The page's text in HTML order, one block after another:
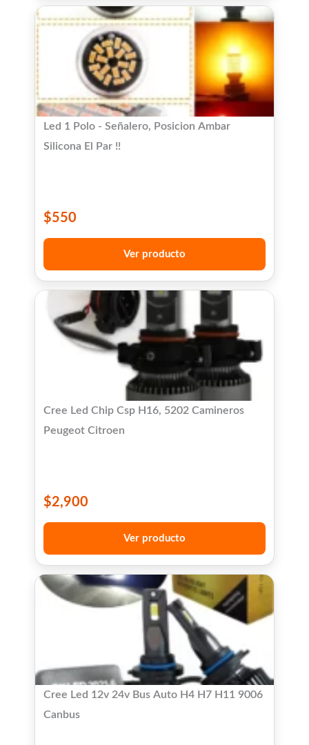
Led 1 Polo - Señalero, Posicion Ambar
Silicona El Par !!
$550
Ver producto
Cree Led Chip Csp H16, 5202 Camineros
Peugeot Citroen
$2,900
Ver producto
Cree Led 12v 24v Bus Auto H4 H7 H11 9006
Canbus